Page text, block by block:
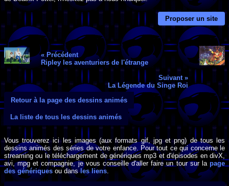
Proposer un site
« Précédent
Ripley les aventuriers de l'étrange
Suivant »
La Légende du Singe Roi
Retour à la page des dessins animés
La liste de tous les dessins animés
Vous trouverez ici les images (aux formats gif, jpg et png) de tous les
dessins animés des séries de votre enfance. Pour tout ce qui concerne le
streaming ou le téléchargement de génériques mp3 et d'épisodes en divX,
avi, mpg et compagnie, je vous conseille d'aller faire un tour sur la page
des génériques ou dansles liens